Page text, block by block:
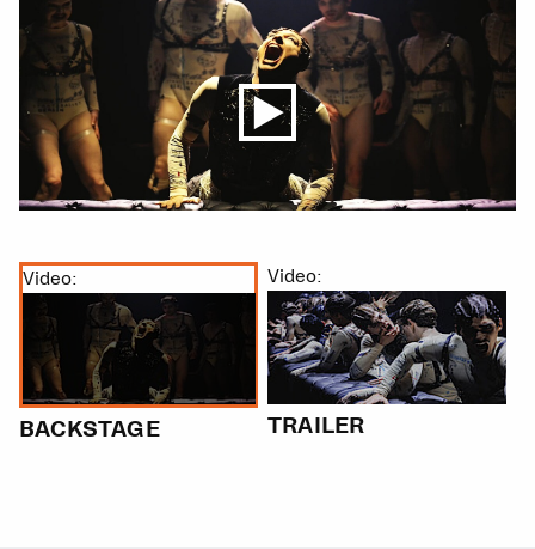
Video:
BACKSTAGE
Video:
TRAILER